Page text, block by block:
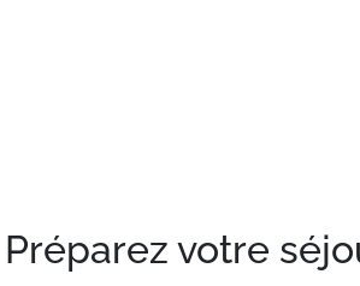
Préparez votre